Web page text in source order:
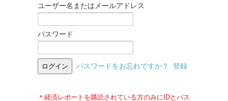
ユーザー名またはメールアドレス
パスワード
パスワードをお忘れですか？ 登録
＊経済レポートを購読されている方のみにIDとパス